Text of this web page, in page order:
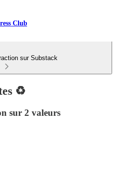
Club
sur Substack
♻️
sur 2 valeurs